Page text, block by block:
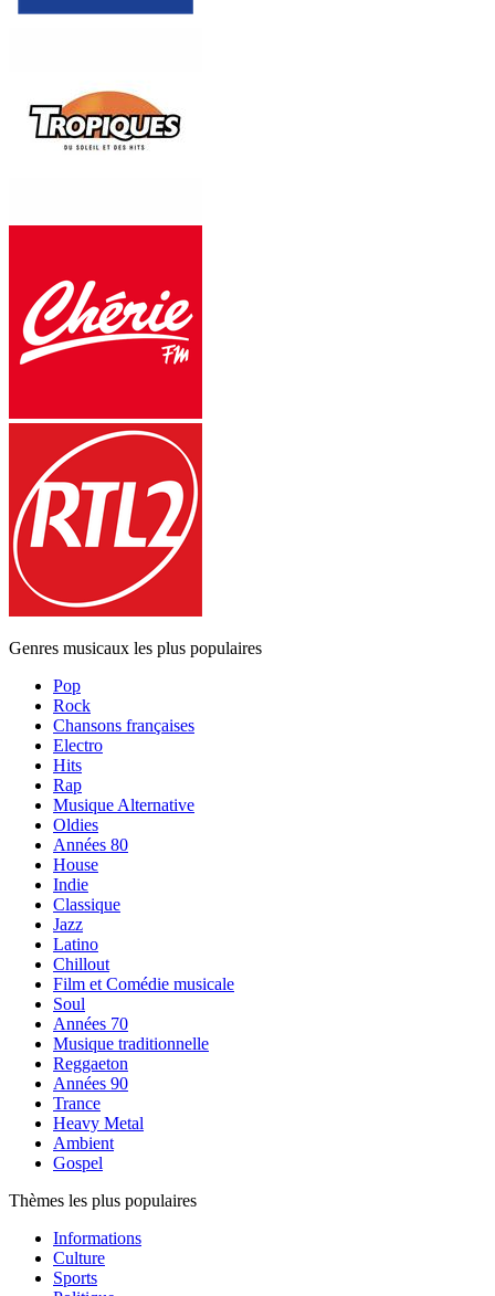
Genres musicaux les plus populaires
Pop
Rock
Chansons françaises
Electro
Hits
Rap
Musique Alternative
Oldies
Années 80
House
Indie
Classique
Jazz
Latino
Chillout
Film et Comédie musicale
Soul
Années 70
Musique traditionnelle
Reggaeton
Années 90
Trance
Heavy Metal
Ambient
Gospel
Thèmes les plus populaires
Informations
Culture
Sports